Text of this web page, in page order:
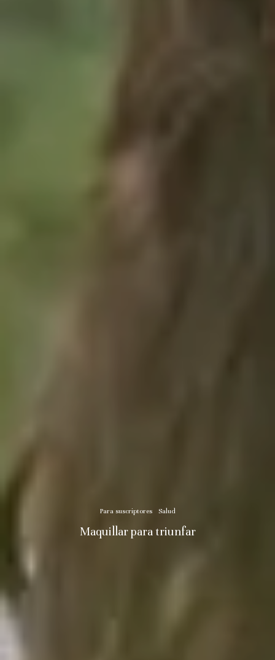
Para suscriptores Salud
Maquillar para triunfar